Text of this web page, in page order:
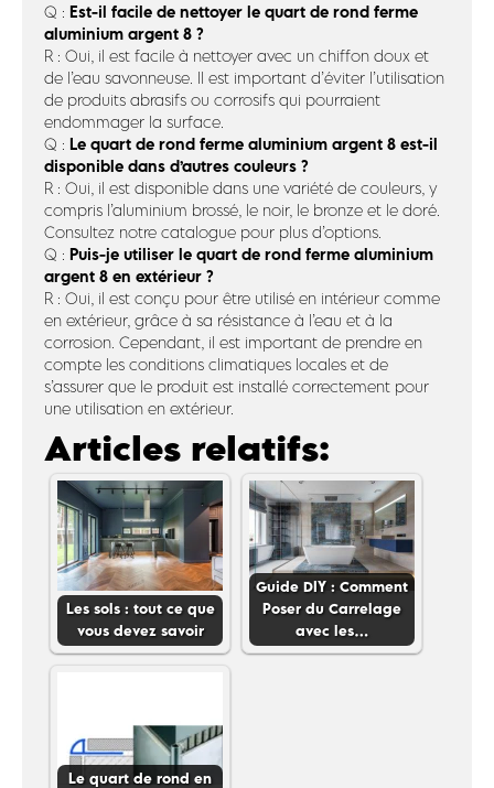
Q : Est-il facile de nettoyer le quart de rond ferme
aluminium argent 8 ?
R : Oui, il est facile à nettoyer avec un chiffon doux et
de l’eau savonneuse. Il est important d’éviter l’utilisation
de produits abrasifs ou corrosifs qui pourraient
endommager la surface.
Q : Le quart de rond ferme aluminium argent 8 est-il
disponible dans d’autres couleurs ?
R : Oui, il est disponible dans une variété de couleurs, y
compris l’aluminium brossé, le noir, le bronze et le doré.
Consultez notre catalogue pour plus d’options.
Q : Puis-je utiliser le quart de rond ferme aluminium
argent 8 en extérieur ?
R : Oui, il est conçu pour être utilisé en intérieur comme
en extérieur, grâce à sa résistance à l’eau et à la
corrosion. Cependant, il est important de prendre en
compte les conditions climatiques locales et de
s’assurer que le produit est installé correctement pour
une utilisation en extérieur.
Articles relatifs:
Les sols : tout ce que
vous devez savoir
Guide DIY : Comment
Poser du Carrelage
avec les…
Le quart de rond en